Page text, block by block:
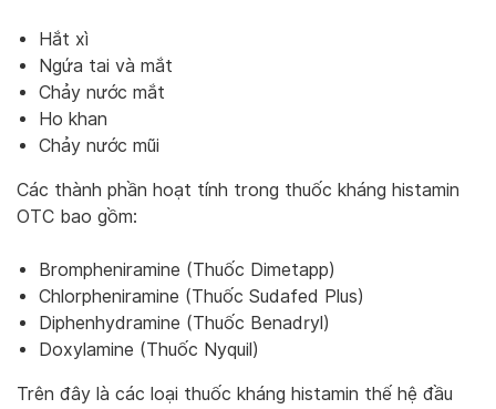
Hắt xì
Ngứa tai và mắt
Chảy nước mắt
Ho khan
Chảy nước mũi
Các thành phần hoạt tính trong thuốc kháng histamin
OTC bao gồm:
Brompheniramine (Thuốc Dimetapp)
Chlorpheniramine (Thuốc Sudafed Plus)
Diphenhydramine (Thuốc Benadryl)
Doxylamine (Thuốc Nyquil)
Trên đây là các loại thuốc kháng histamin thế hệ đầu